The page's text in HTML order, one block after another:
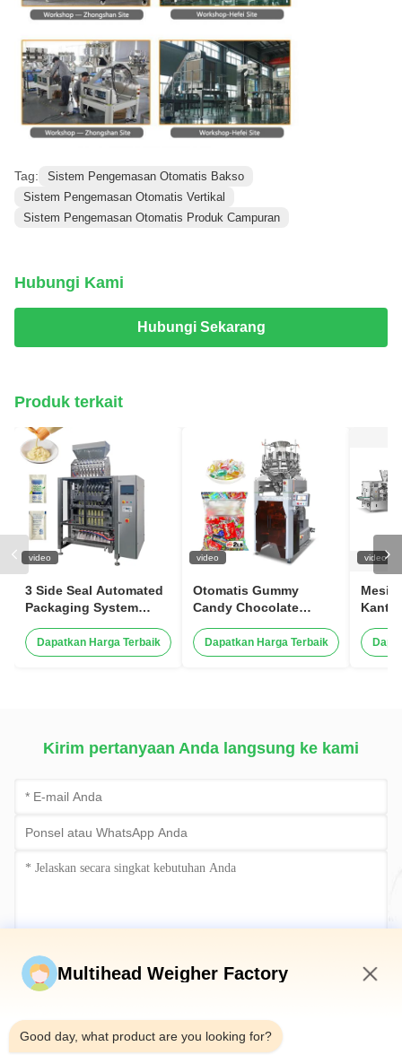
Tag:
Sistem Pengemasan Otomatis Bakso
Sistem Pengemasan Otomatis Vertikal
Sistem Pengemasan Otomatis Produk Campuran
Hubungi Kami
Hubungi Sekarang
Produk terkait
video
3 Side Seal Automated
Packaging System
Liquid Filling Sachet
Mustard Packing
Dapatkan Harga Terbaik
video
Otomatis Gummy
Candy Chocolate
Machine Kecepatan
Tinggi 120BPM Mesin
Dapatkan Harga Terbaik
video
Mesin
Kirim pertanyaan Anda langsung ke kami
Kirim sekarang
Multihead Weigher Factory
Good day, what product are you looking for?